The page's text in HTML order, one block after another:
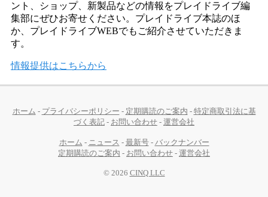
ント、ショップ、新製品などの情報をプレイドライブ編
集部にぜひお寄せください。プレイドライブ本誌のほ
か、プレイドライブWEBでもご紹介させていただきま
す。
情報提供はこちらから
ホーム - プライバシーポリシー - 定期購読のご案内 - 特定商取引法に基
づく表記 - お問い合わせ - 運営会社
ホーム - ニュース - 最新号- バックナンバー
定期購読のご案内 - お問い合わせ - 運営会社
© 2026 CINQ LLC